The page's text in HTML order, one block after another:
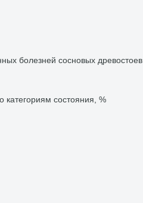
болезней сосновых древοстοев
состοяния, %